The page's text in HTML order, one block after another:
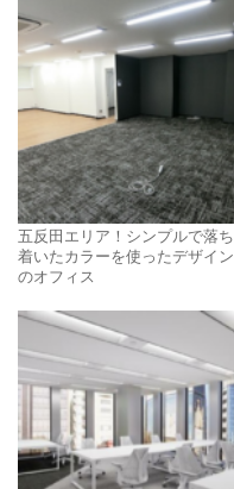
五反田エリア！シンプルで落ち
着いたカラーを使ったデザイン
のオフィス